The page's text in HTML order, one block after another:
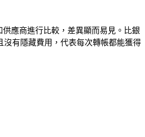
應商進行比較，差異顯而易見。比銀
沒有隱藏費用，代表每次轉帳都能獲得